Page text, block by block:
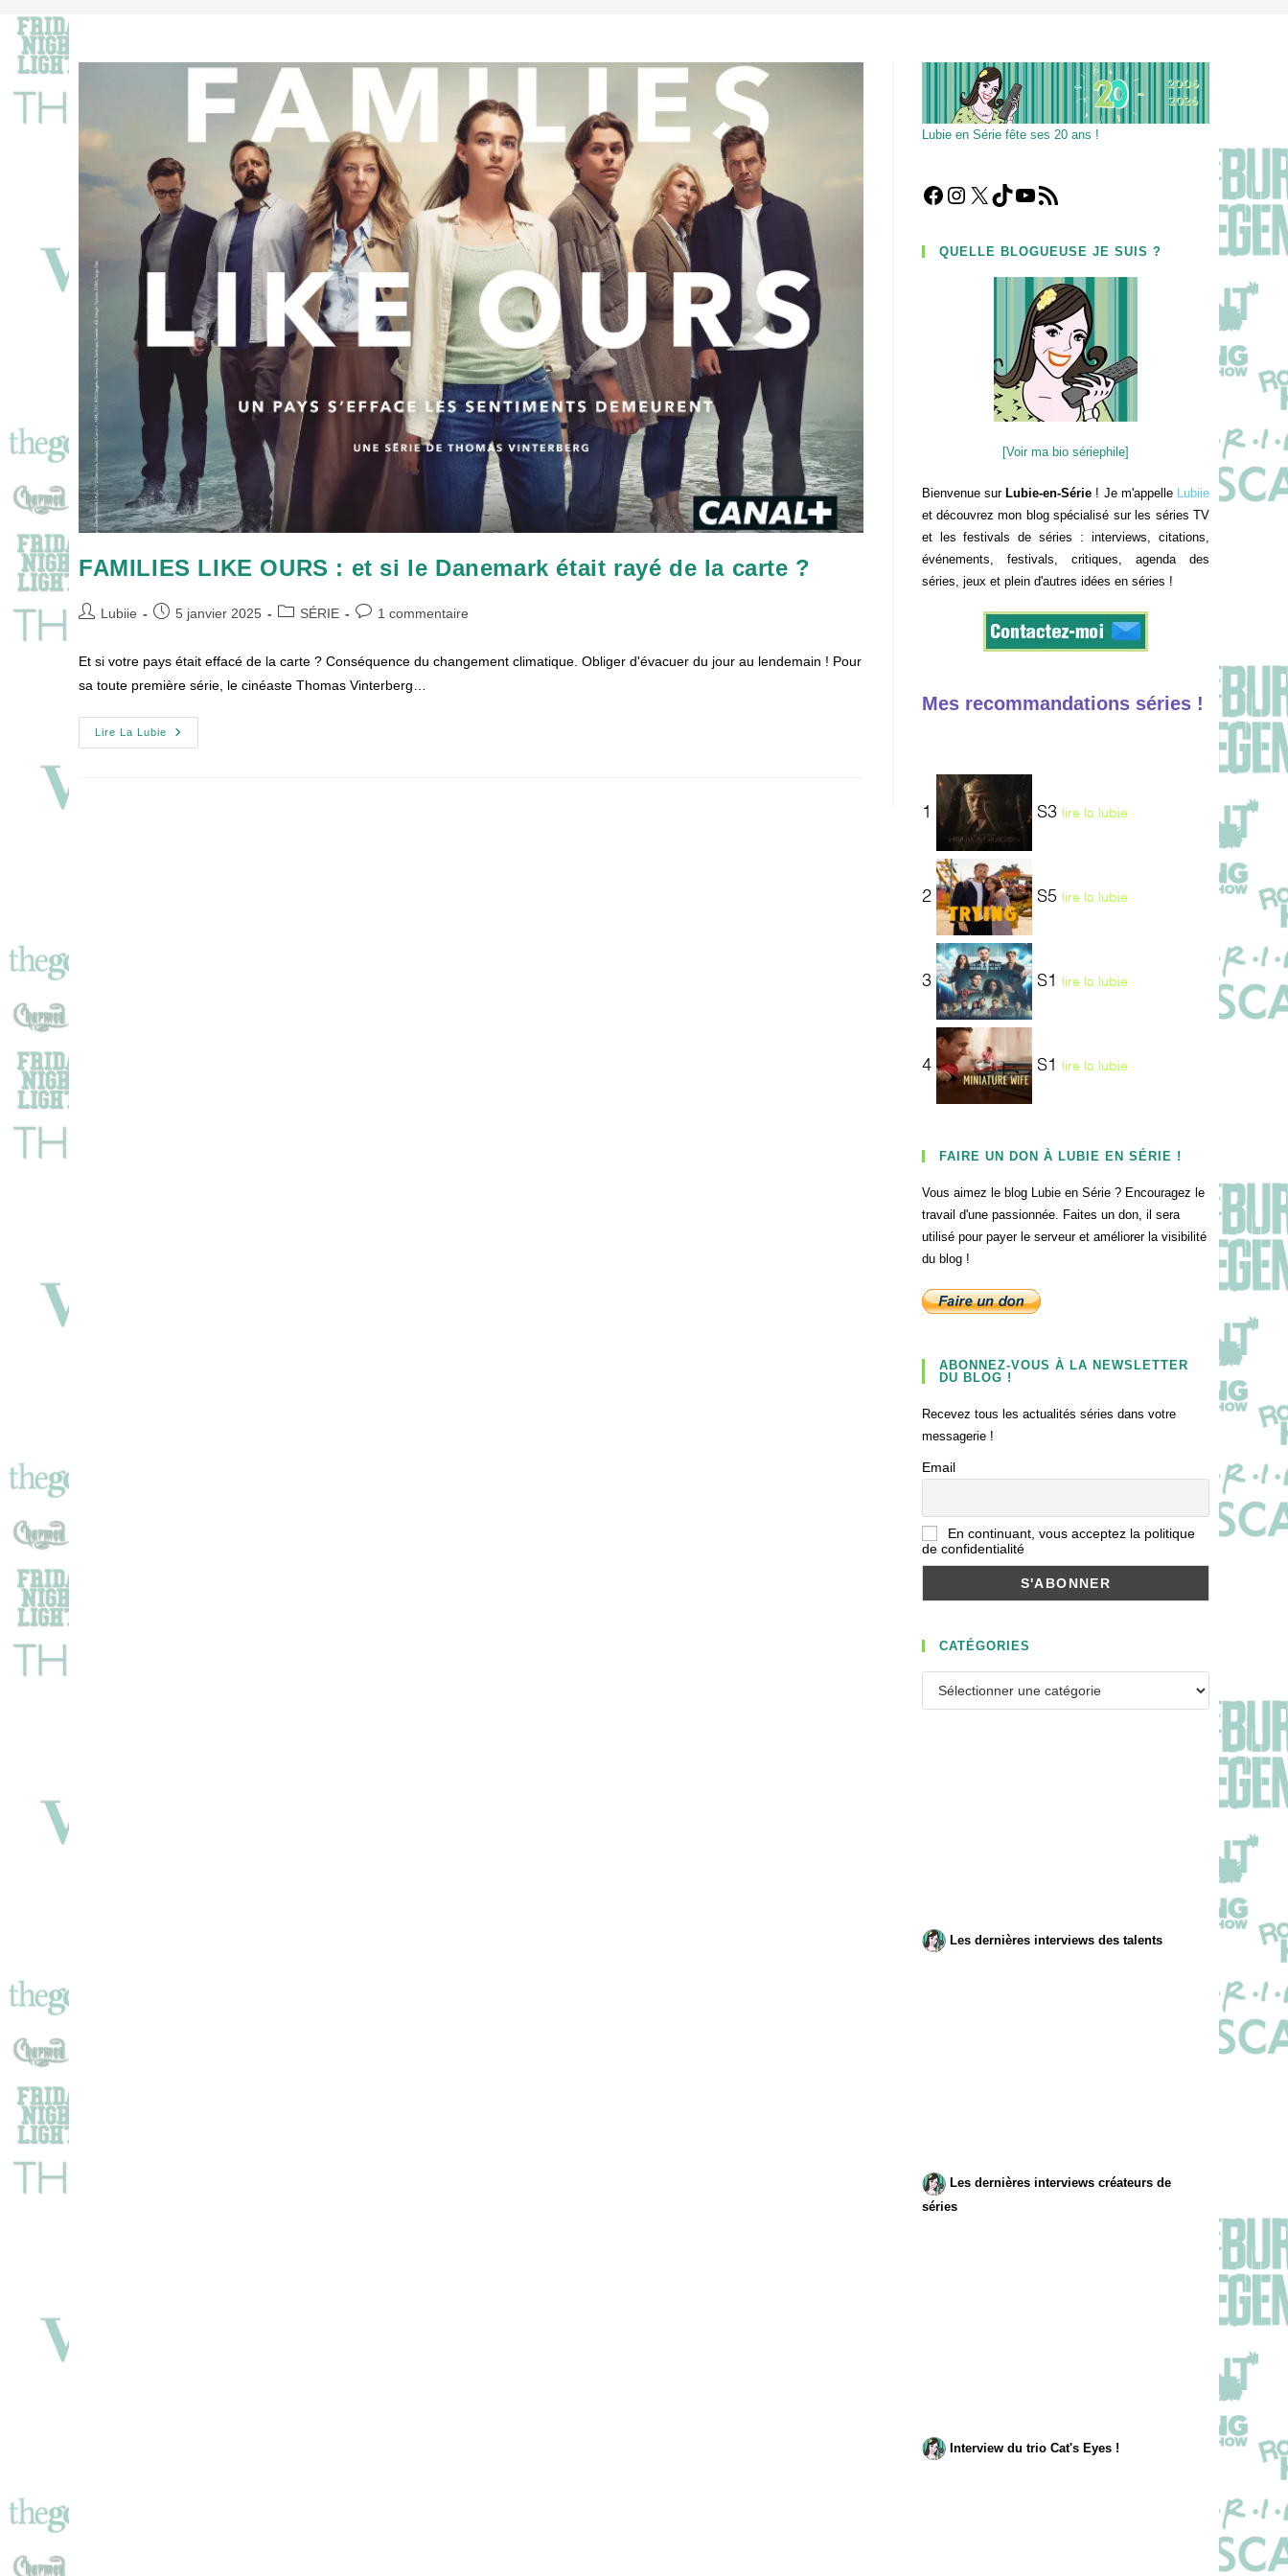
FAMILIES LIKE OURS : et si le Danemark était rayé de la carte ?
Auteur/autrice
publication :
Lubiie
Publication
5 janvier 2025
PostSÉRIE
Commentaires
publication :
1 commentaire
Et si votre pays était effacé de la carte ? Conséquence du changement climatique. Obliger d'évacuer du jour au lendemain ! Pour
sa toute première série, le cinéaste Thomas Vinterberg…
Lire La Lubie
FAMILIES
LIKE
Lubie en Série fête ses 20 ans !
Facebook
Instagram
X TikTokYouTube
Flux RSS
QUELLE BLOGUEUSE JE SUIS ?
[Voir ma bio sériephile]
Bienvenue sur Lubie-en-Série ! Je m'appelle Lubiie
et découvrez mon blog spécialisé sur les séries TV
et les festivals de séries : interviews, citations,
événements, festivals, critiques, agenda des
séries, jeux et plein d'autres idées en séries !
Mes recommandations séries !
1 S3 lire la lubie
2 S5 lire la lubie
3 S1 lire la lubie
4 S1 lire la lubie
FAIRE UN DON À LUBIE EN SÉRIE !
Vous aimez le blog Lubie en Série ? Encouragez le
travail d'une passionnée. Faites un don, il sera
utilisé pour payer le serveur et améliorer la visibilité
du blog !
ABONNEZ-VOUS À LA NEWSLETTER
DU BLOG !
Recevez tous les actualités séries dans votre
messagerie !
Email
En continuant, vous acceptez la politique
de confidentialité
CATÉGORIES
Les dernières interviews des talents
Les dernières interviews créateurs de
séries
Interview du trio Cat's Eyes !